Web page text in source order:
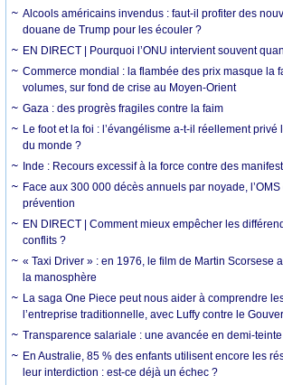
Alcools américains invendus : faut-il profiter des
douane de Trump pour les écouler ?
EN DIRECT | Pourquoi l’ONU intervient souvent
Commerce mondial : la flambée des prix masque la
volumes, sur fond de crise au Moyen-Orient
Gaza : des progrès fragiles contre la faim
Le foot et la foi : l’évangélisme a-t-il réellement privé
du monde ?
Inde : Recours excessif à la force contre des
Face aux 300 000 décès annuels par noyade,
prévention
EN DIRECT | Comment mieux empêcher les
conflits ?
« Taxi Driver » : en 1976, le film de Martin Scorsese
la manosphère
La saga One Piece peut nous aider à comprendre
l’entreprise traditionnelle, avec Luffy contre le
Transparence salariale : une avancée en demi-teinte
En Australie, 85 % des enfants utilisent encore les
leur interdiction : est-ce déjà un échec ?